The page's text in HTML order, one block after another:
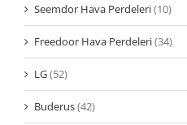
Seemdor Hava Perdeleri(10)
Freedoor Hava Perdeleri(34)
LG(52)
Buderus(42)